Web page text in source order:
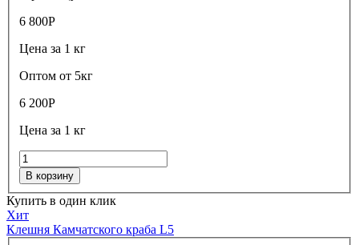
6 800Р
Цена за 1 кг
Оптом от 5кг
6 200Р
Цена за 1 кг
В корзину
Купить в один клик
Хит
Клешня Камчатского краба L5